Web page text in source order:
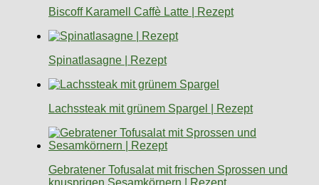
Biscoff Karamell Caffè Latte | Rezept
Spinatlasagne | Rezept
Lachssteak mit grünem Spargel | Rezept
Gebratener Tofusalat mit frischen Sprossen und